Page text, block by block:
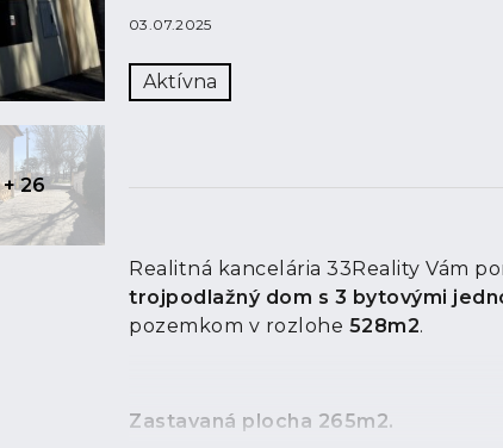
+ 26
03.07.2025
Aktívna
Realitná kancelária 33Reality Vám
trojpodlažný dom s 3 bytovými
pozemkom v rozlohe 528m2.
Zastavaná plocha 265m2.